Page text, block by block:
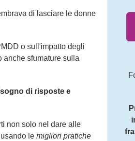
di lasciare le donne
o sull'impatto degli
sfumature sulla
di risposte e
non solo nel dare alle
le migliori pratiche